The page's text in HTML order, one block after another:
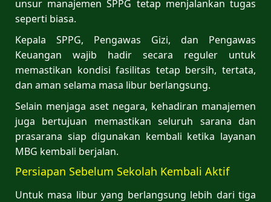
unsur manajemen SPPG tetap menjalankan tugas
seperti biasa.
Kepala SPPG, Pengawas Gizi, dan Pengawas
Keuangan wajib hadir secara reguler untuk
memastikan kondisi fasilitas tetap bersih, tertata,
dan aman selama masa libur berlangsung.
Selain menjaga aset negara, kehadiran manajemen
juga bertujuan memastikan seluruh sarana dan
prasarana siap digunakan kembali ketika layanan
MBG kembali berjalan.
Persiapan Sebelum Sekolah Kembali Aktif
Untuk masa libur yang berlangsung lebih dari tiga